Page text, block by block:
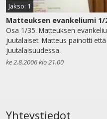
Jakso: 1
Matteuksen evankeliumi 1/
Osa 1/35. Matteuksen
juutalaiset. Matteus painotti
juutalaisuudessa.
ke 2.8.2006 klo 21.00
Yhteystiedot